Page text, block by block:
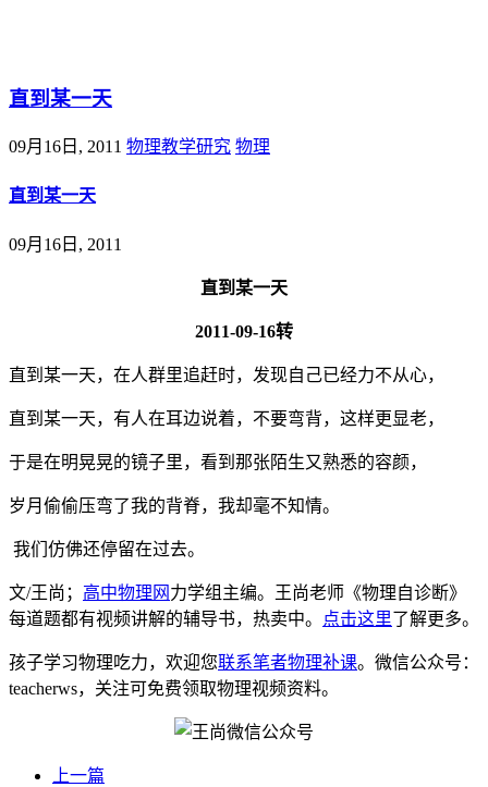
直到某一天
09月16日, 2011 物理教学研究 物理
直到某一天
09月16日, 2011
直到某一天
2011-09-16转
直到某一天，在人群里追赶时，发现自己已经力不从心，
直到某一天，有人在耳边说着，不要弯背，这样更显老，
于是在明晃晃的镜子里，看到那张陌生又熟悉的容颜，
岁月偷偷压弯了我的背脊，我却毫不知情。
我们仿佛还停留在过去。
文/王尚； 高中物理网 力学组主编。王尚老师《物理自诊断》
每道题都有视频讲解的辅导书，热卖中。
点击这里了解更多。
孩子学习物理吃力，欢迎您联系笔者物理补课。微信公众号：
teacherws，关注可免费领取物理视频资料。
上一篇